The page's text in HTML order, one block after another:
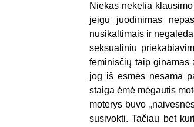
Niekas nekelia
jeigu juodinimas
nusikaltimais ir
seksualiniu
feminisčių taip ginamas
jog iš esmės nesama
staiga ėmė mėgautis
moterys buvo
susivokti. Tačiau bet